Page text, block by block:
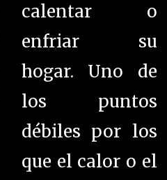
calentar o
enfriar su
hogar. Uno de
los puntos
débiles por los
que el calor o el